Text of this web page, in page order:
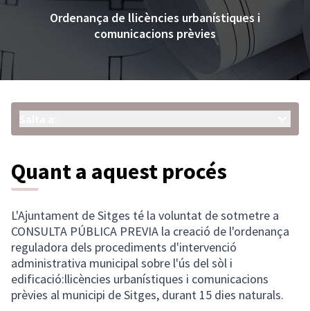
Ordenança de llicències urbanístiques i
comunicacions prèvies
Quant a aquest procés
L'Ajuntament de Sitges té la voluntat de sotmetre a
CONSULTA PÚBLICA PREVIA la creació de l'ordenança
reguladora dels procediments d'intervenció
administrativa municipal sobre l'ús del sòl i
edificació:llicències urbanístiques i comunicacions
prèvies al municipi de Sitges, durant 15 dies naturals.